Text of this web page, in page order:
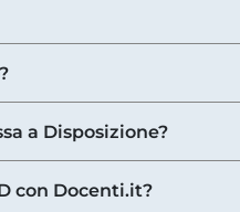
a Disposizione?
con Docenti.it?